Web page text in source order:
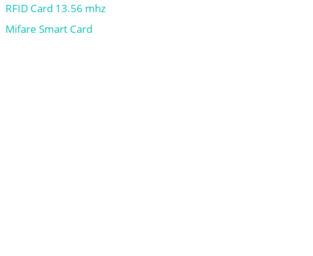
RFID Card 13.56 mhz
Mifare Smart Card